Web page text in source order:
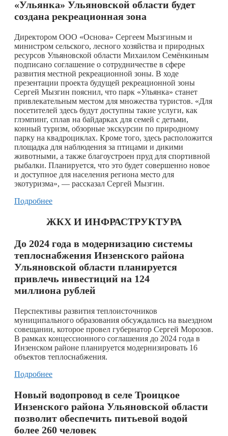
«Ульянка» Ульяновской области будет
создана рекреационная зона
Директором ООО «Основа» Сергеем Мызгиным и
министром сельского, лесного хозяйства и природных
ресурсов Ульяновской области Михаилом Семёнкиным
подписано соглашение о сотрудничестве в сфере
развития местной рекреационной зоны. В ходе
презентации проекта будущей рекреационной зоны
Сергей Мызгин пояснил, что парк «Ульянка» станет
привлекательным местом для множества туристов. «Для
посетителей здесь будут доступны такие услуги, как
глэмпинг, сплав на байдарках для семей с детьми,
конный туризм, обзорные экскурсии по природному
парку на квадроциклах. Кроме того, здесь расположится
площадка для наблюдения за птицами и дикими
животными, а также благоустроен пруд для спортивной
рыбалки. Планируется, что это будет совершенно новое
и доступное для населения региона место для
экотуризма», — рассказал Сергей Мызгин.
Подробнее
ЖКХ И ИНФРАСТРУКТУРА
До 2024 года в модернизацию системы
теплоснабжения Инзенского района
Ульяновской области планируется
привлечь инвестиций на 124
миллиона рублей
Перспективы развития теплоисточников
муниципального образования обсуждались на выездном
совещании, которое провел губернатор Сергей Морозов.
В рамках концессионного соглашения до 2024 года в
Инзенском районе планируется модернизировать 16
объектов теплоснабжения.
Подробнее
Новый водопровод в селе Троицкое
Инзенского района Ульяновской области
позволит обеспечить питьевой водой
более 260 человек